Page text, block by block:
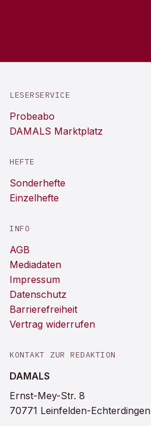
LESERSERVICE
Probeabo
DAMALS Marktplatz
HEFTE
Sonderhefte
Einzelhefte
INFO
AGB
Mediadaten
Impressum
Datenschutz
Barrierefreiheit
Vertrag widerrufen
KONTAKT ZUR REDAKTION
DAMALS
Ernst-Mey-Str. 8
70771 Leinfelden-Echterdingen